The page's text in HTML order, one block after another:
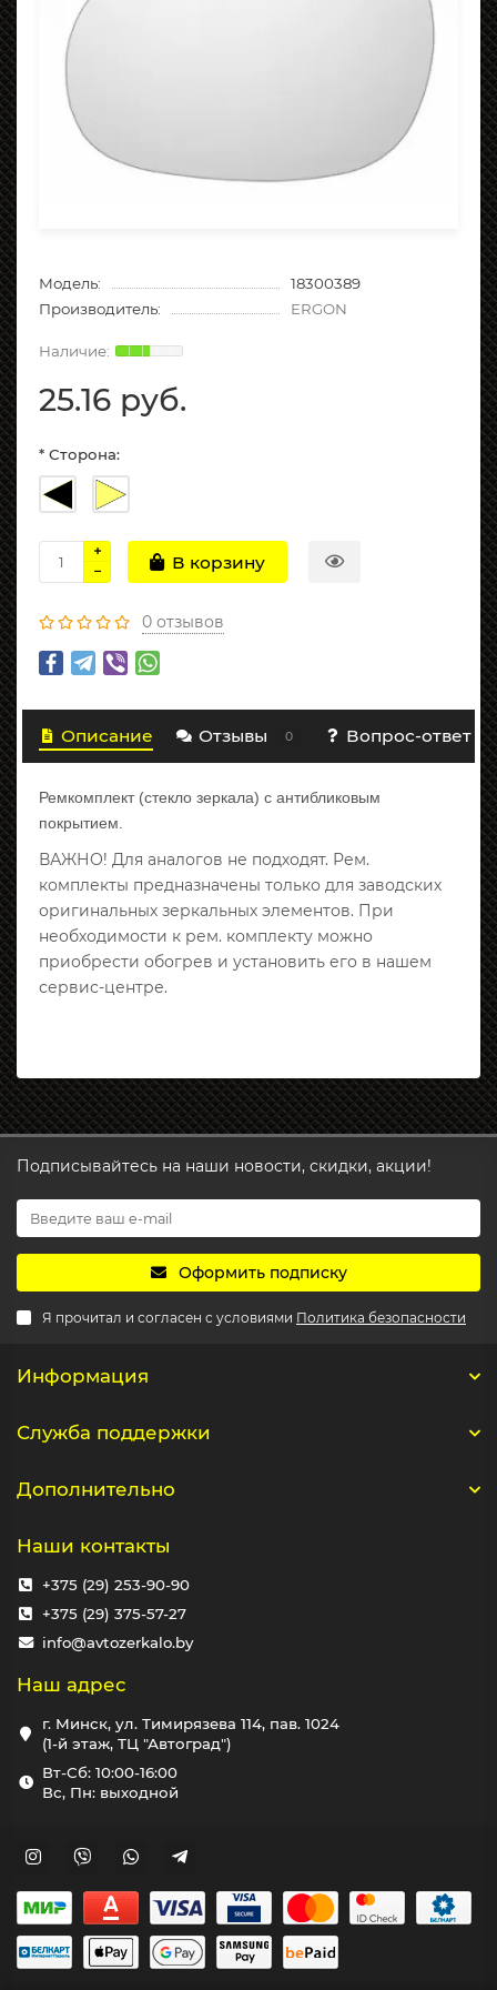
Модель:
18300389
Производитель:
ERGON
25.16 руб.
* Сторона:
В корзину
0 отзывов
Описание Отзывы 0 Вопрос-ответ 0
Ремкомплект (стекло зеркала) с антибликовым
покрытием.
ВАЖНО! Для аналогов не подходят. Рем.
комплекты предназначены только для заводских
оригинальных зеркальных элементов. При
необходимости к рем. комплекту можно
приобрести обогрев и установить его в нашем
сервис-центре.
Подписывайтесь на наши новости, скидки, акции!
Оформить подписку
Я прочитал и согласен с условиями Политика безопасности
Информация
Служба поддержки
Дополнительно
Наши контакты
+375 (29) 253-90-90
+375 (29) 375-57-27
info@avtozerkalo.by
Наш адрес
г. Минск, ул. Тимирязева 114, пав. 1024
(1-й этаж, ТЦ "Автоград")
Вт-Сб: 10:00-16:00
Вс, Пн: выходной